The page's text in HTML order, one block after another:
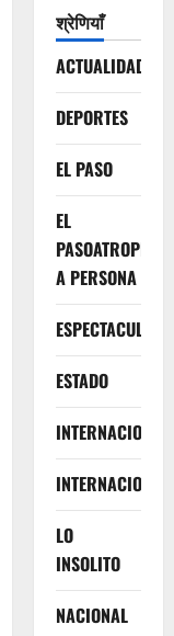
श्रेणियाँ
ACTUALIDAD
DEPORTES
EL PASO
EL
A PERSONA
ESPECTACULOS
ESTADO
INTERNACIONA
INTERNACIONAL
LO
INSOLITO
NACIONAL